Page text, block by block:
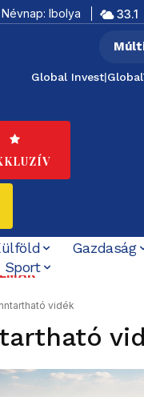
Ibolya 33.1
Global Invest|
Gazdaság
SportSzázéves
vidék